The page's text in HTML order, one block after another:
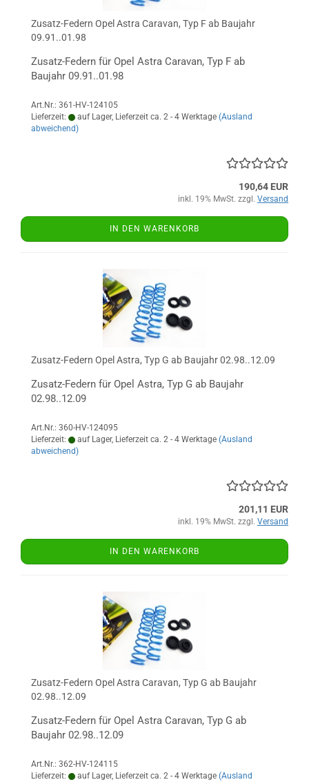
Zusatz-Federn Opel Astra Caravan, Typ F ab Baujahr
09.91..01.98
Zusatz-Federn für Opel Astra Caravan, Typ F ab
Baujahr 09.91..01.98
Art.Nr.: 361-HV-124105
Lieferzeit:
auf Lager, Lieferzeit ca. 2 - 4 Werktage (Ausland
abweichend)
190,64 EUR
inkl. 19% MwSt. zzgl. Versand
IN DEN WARENKORB
Zusatz-Federn Opel Astra, Typ G ab Baujahr 02.98..12.09
Zusatz-Federn für Opel Astra, Typ G ab Baujahr
02.98..12.09
Art.Nr.: 360-HV-124095
Lieferzeit:
auf Lager, Lieferzeit ca. 2 - 4 Werktage (Ausland
abweichend)
201,11 EUR
inkl. 19% MwSt. zzgl. Versand
IN DEN WARENKORB
Zusatz-Federn Opel Astra Caravan, Typ G ab Baujahr
02.98..12.09
Zusatz-Federn für Opel Astra Caravan, Typ G ab
Baujahr 02.98..12.09
Art.Nr.: 362-HV-124115
Lieferzeit:
auf Lager, Lieferzeit ca. 2 - 4 Werktage (Ausland